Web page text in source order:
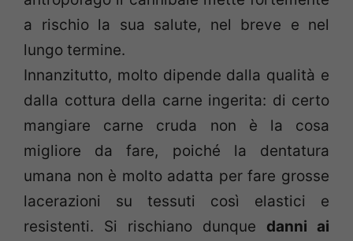
a rischio la sua salute, nel breve e nel
lungo termine.
Innanzitutto, molto dipende dalla qualità e
dalla cottura della carne ingerita: di certo
mangiare carne cruda non è la cosa
migliore da fare, poiché la dentatura
umana non è molto adatta per fare grosse
lacerazioni su tessuti così elastici e
resistenti. Si rischiano dunque danni ai